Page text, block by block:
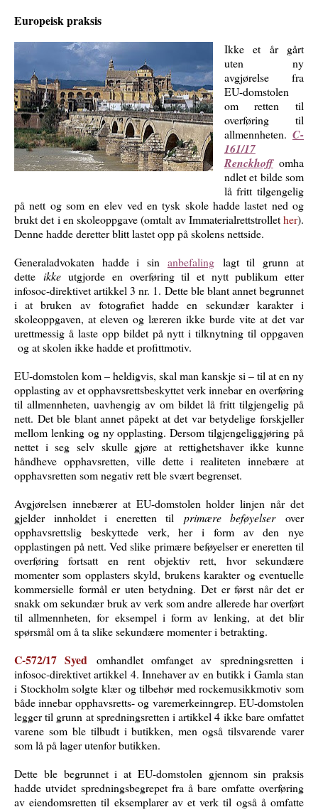
Europeisk praksis
Ikke et år gårt
uten ny
avgjørelse fra
EU-domstolen
om retten til
overføring til
allmennheten. C-
161/17
Renckhoff omha
ndlet et bilde som
lå fritt tilgengelig
på nett og som en elev ved en tysk skole hadde lastet ned og
brukt det i en skoleoppgave (omtalt av Immaterialrettstrollether).
Denne hadde deretter blitt lastet opp på skolens nettside.
Generaladvokaten hadde i sin anbefaling lagt til grunn at
dette ikkeutgjorde en overføring til et nytt publikum etter
infosoc-direktivet artikkel 3 nr. 1. Dette ble blant annet begrunnet
i at bruken av fotografiet hadde en sekundær karakter i
skoleoppgaven, at eleven og læreren ikke burde vite at det var
urettmessig å laste opp bildet på nytt i tilknytning til oppgaven
og at skolen ikke hadde et profittmotiv.
EU-domstolen kom – heldigvis, skal man kanskje si – til at en ny
opplasting av et opphavsrettsbeskyttet verk innebar en overføring
til allmennheten, uavhengig av om bildet lå fritt tilgjengelig på
nett. Det ble blant annet påpekt at det var betydelige forskjeller
mellom lenking og ny opplasting. Dersom tilgjengeliggjøring på
nettet i seg selv skulle gjøre at rettighetshaver ikke kunne
håndheve opphavsretten, ville dette i realiteten innebære at
opphavsretten som negativ rett ble svært begrenset.
Avgjørelsen innebærer at EU-domstolen holder linjen når det
gjelder innholdet i eneretten til primære beføyelserover
opphavsrettslig beskyttede verk, her i form av den nye
opplastingen på nett. Ved slike primære beføyelser er eneretten til
overføring fortsatt en rent objektiv rett, hvor sekundære
momenter som opplasters skyld, brukens karakter og eventuelle
kommersielle formål er uten betydning. Det er først når det er
snakk om sekundær bruk av verk som andre allerede har overført
til allmennheten, for eksempel i form av lenking, at det blir
spørsmål om å ta slike sekundære momenter i betrakting.
C-572/17 Syed
omhandlet omfanget av spredningsretten i
infosoc-direktivet artikkel 4. Innehaver av en butikk i Gamla stan
i Stockholm solgte klær og tilbehør med rockemusikkmotiv som
både innebar opphavsretts- og varemerkeinngrep. EU-domstolen
legger til grunn at spredningsretten i artikkel 4 ikke bare omfattet
varene som ble tilbudt i butikken, men også tilsvarende varer
som lå på lager utenfor butikken.
Dette ble begrunnet i at EU-domstolen gjennom sin praksis
hadde utvidet spredningsbegrepet fra å bare omfatte overføring
av eiendomsretten til eksemplarer av et verk til også å omfatte